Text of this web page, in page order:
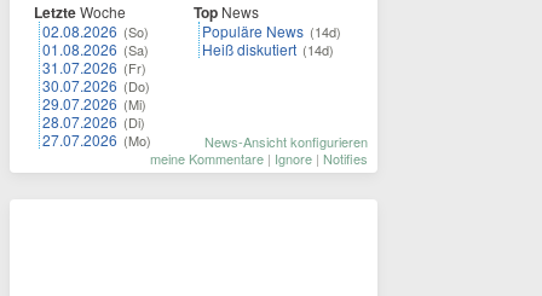
LetzteWoche
02.08.2026 (So)
01.08.2026 (Sa)
31.07.2026 (Fr)
30.07.2026 (Do)
29.07.2026 (Mi)
28.07.2026 (Di)
27.07.2026 (Mo)
Top News
Populäre News (14d)
Heiß diskutiert (14d)
News-Ansicht konfigurieren
meine Kommentare | Ignore | Notifies